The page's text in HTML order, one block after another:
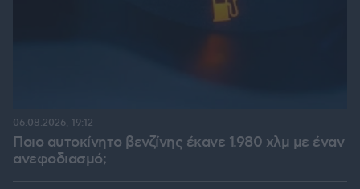
Ποιο αυτοκίνητο βενζίνης έκανε 1.980 χλμ με έναν
ανεφοδιασμό;
06.08.2026, 19:12